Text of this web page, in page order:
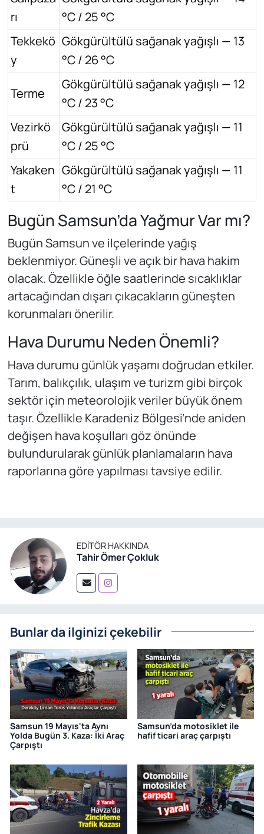
rı
°C / 25 °C
Tekkekö
y
Gökgürültülü sağanak yağışlı — 13
°C / 26 °C
Terme
Gökgürültülü sağanak yağışlı — 12
°C / 23 °C
Vezirkö
prü
Gökgürültülü sağanak yağışlı — 11
°C / 25 °C
Yakaken
t
Gökgürültülü sağanak yağışlı — 11
°C / 21 °C
Bugün Samsun’da Yağmur Var mı?
Bugün Samsun ve ilçelerinde yağış
beklenmiyor. Güneşli ve açık bir hava hakim
olacak. Özellikle öğle saatlerinde sıcaklıklar
artacağından dışarı çıkacakların güneşten
korunmaları önerilir.
Hava Durumu Neden Önemli?
Hava durumu günlük yaşamı doğrudan etkiler.
Tarım, balıkçılık, ulaşım ve turizm gibi birçok
sektör için meteorolojik veriler büyük önem
taşır. Özellikle Karadeniz Bölgesi’nde aniden
değişen hava koşulları göz önünde
bulundurularak günlük planlamaların hava
raporlarına göre yapılması tavsiye edilir.
EDITÖR HAKKINDA
Tahir Ömer Çokluk
Bunlar da ilginizi çekebilir
Samsun 19 Mayıs'ta Aynı
Yolda Bugün 3. Kaza: İki Araç
Çarpıştı
Samsun’da motosiklet ile
hafif ticari araç çarpıştı